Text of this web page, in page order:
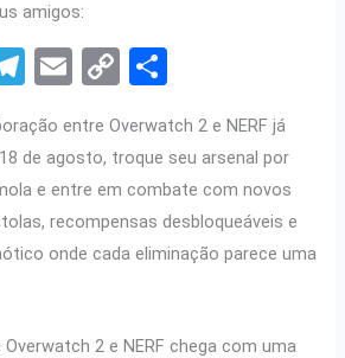
amigos:
T
e
gr
a
m
E
ail
C
py
Li
n
k
ar
e
entre Overwatch 2 e NERF já
de agosto, troque seu arsenal por
e entre em combate com novos
recompensas desbloqueáveis e
onde cada eliminação parece uma
2 e NERF chega com uma